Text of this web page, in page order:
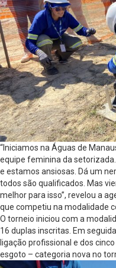
“Iniciamos na Águas de
equipe feminina da
e estamos ansiosas. Dá um
todos são qualificados. Mas
melhor para isso”, revelou a
que competiu na modalidade
O torneio iniciou com a
16 duplas inscritas. Em
ligação profissional e dos
esgoto – categoria nova no